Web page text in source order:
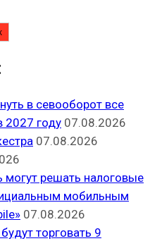
в севооборот все
2027 году 07.08.2026
07.08.2026
могут решать налоговые
мобильным
07.08.2026
торговать 9